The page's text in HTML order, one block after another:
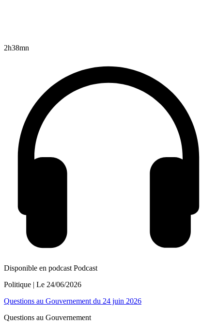
2h38mn
Disponible en podcast Podcast
Politique | Le 24/06/2026
Questions au Gouvernement du 24 juin 2026
Questions au Gouvernement